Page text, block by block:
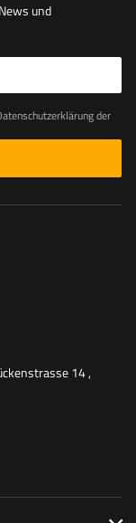
und
zur Kenntnis genommen habe
14 ,